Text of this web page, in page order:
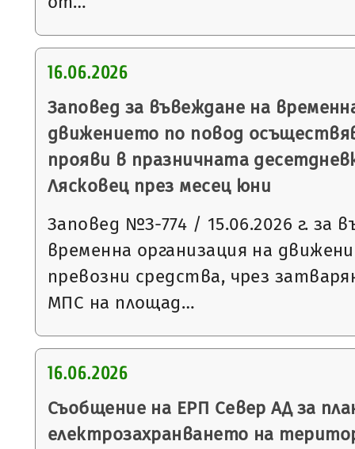
16.06.2026
Заповед за въвеждане на
движението по повод
прояви в празничната
Лясковец през месец юни
Заповед №З-774 / 15.06.2026 г. за
временна организация на
превозни средства, чрез
МПС на площад…
16.06.2026
Съобщение на ЕРП Север АД за
електрозахранването на